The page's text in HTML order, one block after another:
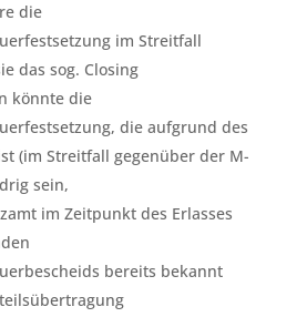
die
im Streitfall
das sog. Closing
könnte die
die aufgrund des
(im Streitfall gegenüber der M-
sein,
im Zeitpunkt des Erlasses
bereits bekannt